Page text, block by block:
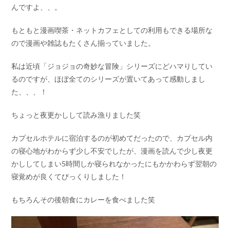
んですよ、、。
もともと漫画喫茶・ネットカフェとしての利用もできる場所な
ので漫画や雑誌もたくさん揃っていました。
私は近頃「ジョジョの奇妙な冒険」シリーズにどハマりしてい
るのですが、ほぼ全てのシリーズが置いてあって感動しまし
た、、、！
ちょっと夜更かしして読み漁りました笑
カプセルホテルに宿泊するのが初めてだったので、カプセル内
の寝心地がわからず少し不安でしたが、漫画を読んで少し夜更
かししてしまい5時間しか寝られなかったにもかかわらず翌朝の
寝覚めが良くてびっくりしました！
もちろんその後朝食にカレーを食べました笑